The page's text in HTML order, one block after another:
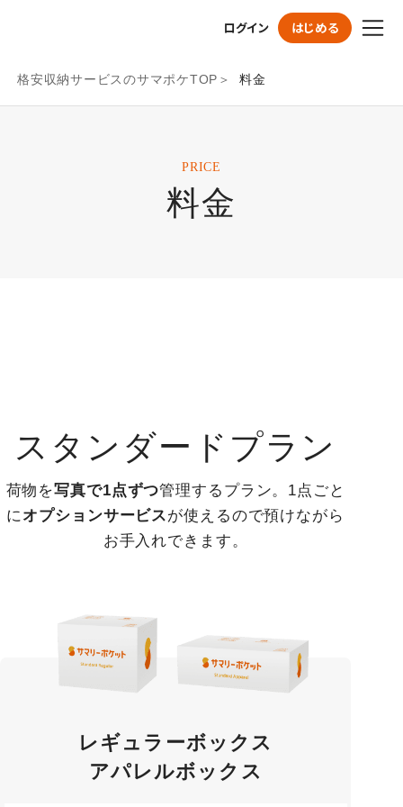
ログイン はじめる
格安収納サービスのサマポケTOP 料金
PRICE
料金
スタンダードプラン
荷物を写真で1点ずつ管理するプラン。1点ごと
にオプションサービスが使えるので預けながら
お手入れできます。
レギュラーボックス
アパレルボックス